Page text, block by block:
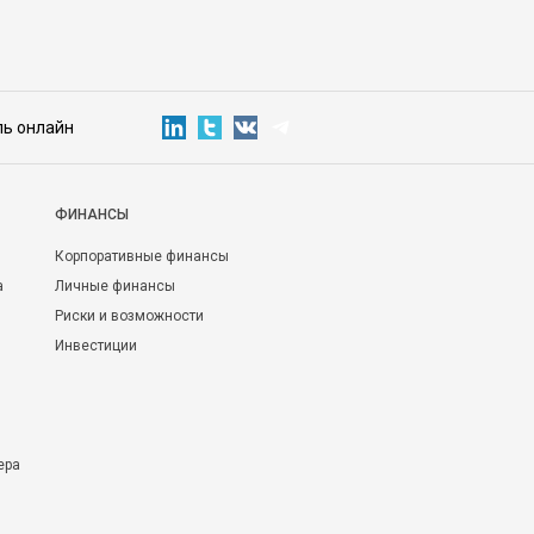
онлайн
ФИНАНСЫ
Корпоративные финансы
Личные финансы
Риски и возможности
Инвестиции